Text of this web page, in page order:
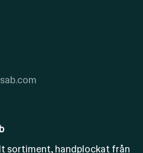
sortiment, handplockat från